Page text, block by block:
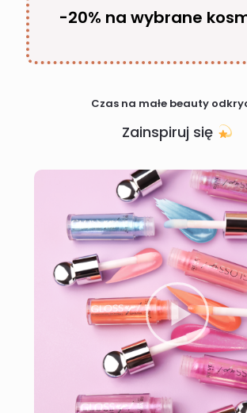
-20% na wybrane
Czas na małe beauty
Zainspiruj się